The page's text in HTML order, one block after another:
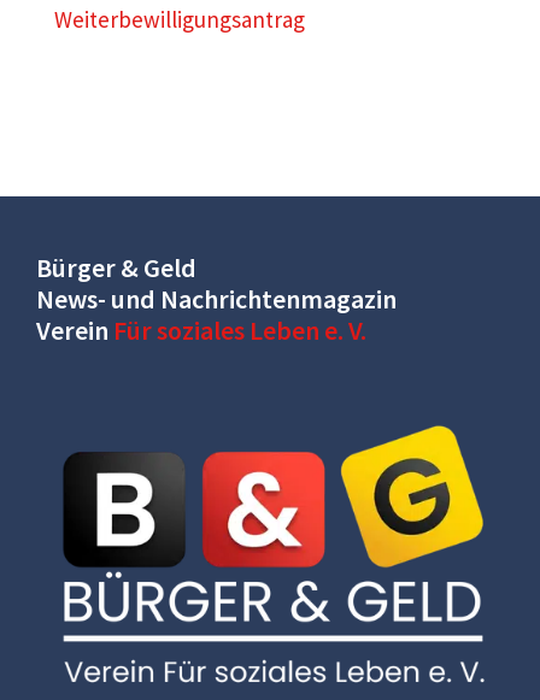
Weiterbewilligungsantrag
Bürger & Geld
News- und Nachrichtenmagazin
Verein Für soziales Leben e. V.